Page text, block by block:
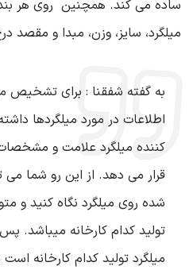
ساده می‌ کند. همچنین روی هر
میلگرد، سایز، وزن، مبدا و مقصد
به گفته شفقنا : برای تشخیص
اطلاعات در مورد میلگردها
کننده میلگرد علامت و
قرار می دهد. از این رو شما
شده روی میلگرد نگاه کنید و
تولید کدام کارخانه میباشد.
میلگرد تولید کدام کارخانه